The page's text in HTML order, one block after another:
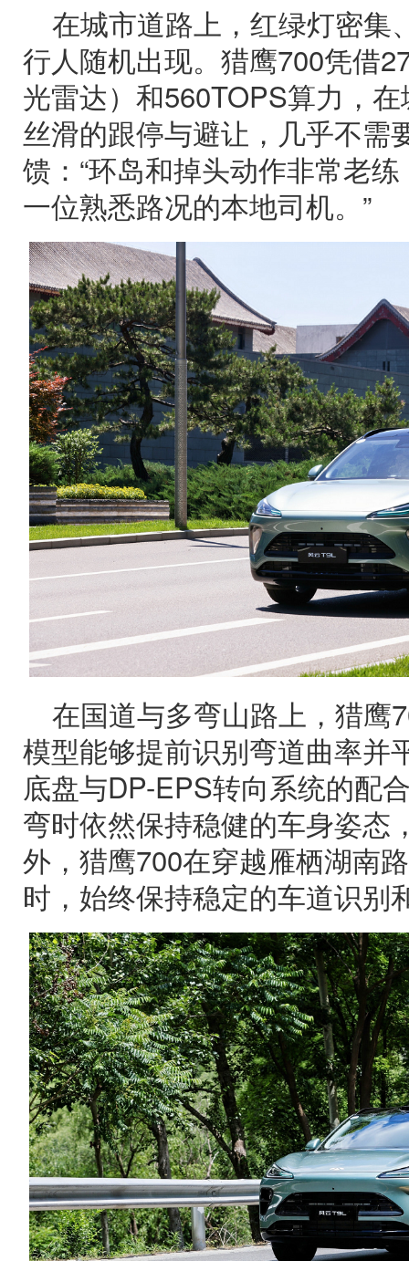
在城市道路上，红绿灯密集
行人随机出现。猎鹰700凭借
光雷达）和560TOPS算力，
丝滑的跟停与避让，几乎不需
馈：“环岛和掉头动作非常老
一位熟悉路况的本地司机。”
在国道与多弯山路上，猎鹰
模型能够提前识别弯道曲率并
底盘与DP-EPS转向系统的配
弯时依然保持稳健的车身姿态
外，猎鹰700在穿越雁栖湖南
时，始终保持稳定的车道识别